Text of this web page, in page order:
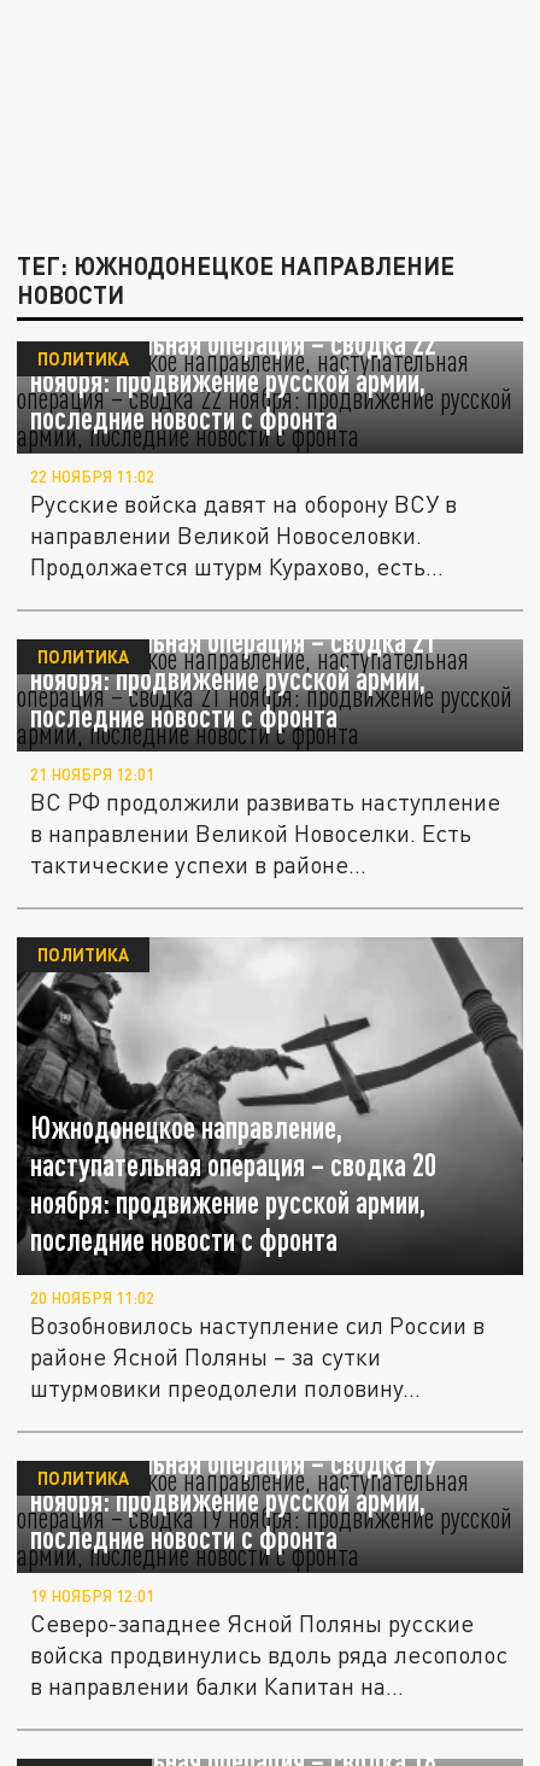
ТЕГ: ЮЖНОДОНЕЦКОЕ НАПРАВЛЕНИЕ
НОВОСТИ
Южнодонецкое направление,
наступательная операция – сводка 22
ноября: продвижение русской армии,
последние новости с фронта
ПОЛИТИКА
22 НОЯБРЯ 11:02
Русские войска давят на оборону ВСУ в
направлении Великой Новоселовки.
Продолжается штурм Курахово, есть...
Южнодонецкое направление,
наступательная операция – сводка 21
ноября: продвижение русской армии,
последние новости с фронта
ПОЛИТИКА
21 НОЯБРЯ 12:01
ВС РФ продолжили развивать наступление
в направлении Великой Новоселки. Есть
тактические успехи в районе...
Южнодонецкое направление,
наступательная операция – сводка 20
ноября: продвижение русской армии,
последние новости с фронта
ПОЛИТИКА
20 НОЯБРЯ 11:02
Возобновилось наступление сил России в
районе Ясной Поляны – за сутки
штурмовики преодолели половину...
Южнодонецкое направление,
наступательная операция – сводка 19
ноября: продвижение русской армии,
последние новости с фронта
ПОЛИТИКА
19 НОЯБРЯ 12:01
Северо-западнее Ясной Поляны русские
войска продвинулись вдоль ряда лесополос
в направлении балки Капитан на...
Южнодонецкое направление,